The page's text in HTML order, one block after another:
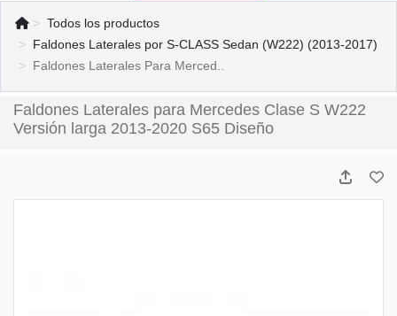
Todos los productos
Faldones Laterales por S-CLASS Sedan (W222) (2013-2017)
Faldones Laterales Para Merced..
Faldones Laterales para Mercedes Clase S W222
Versión larga 2013-2020 S65 Diseño